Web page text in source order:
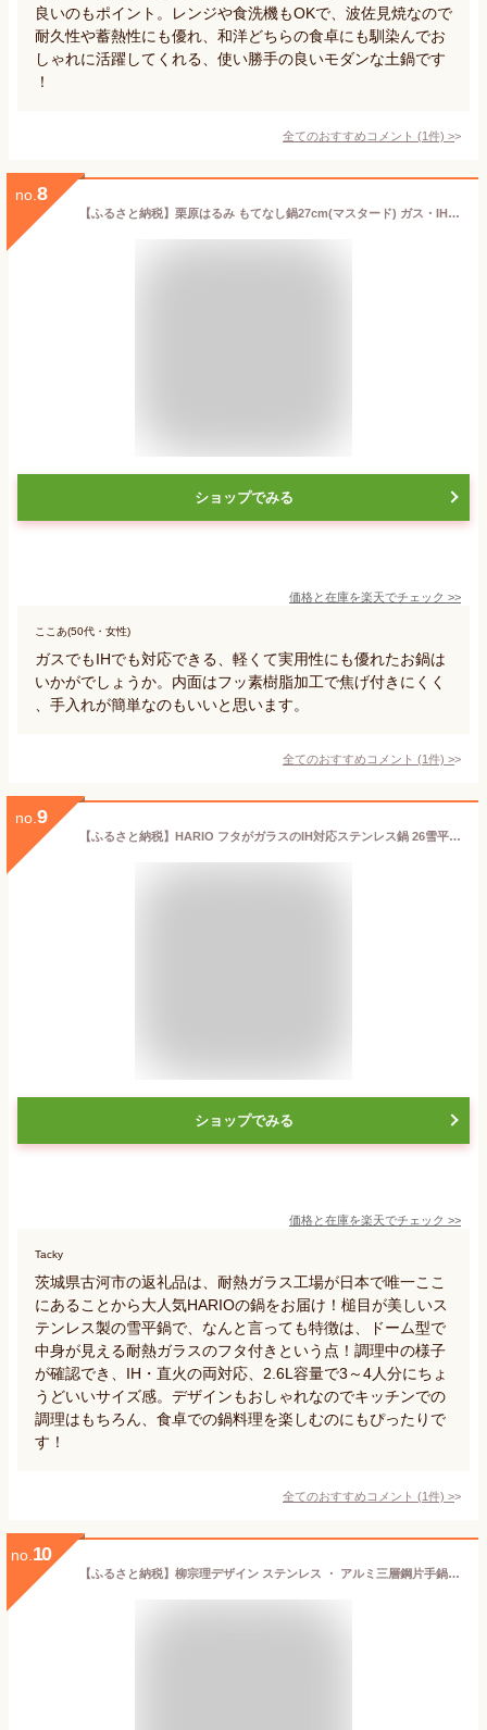
良いのもポイント。レンジや食洗機もOKで、波佐見焼なので
耐久性や蓄熱性にも優れ、和洋どちらの食卓にも馴染んでお
しゃれに活躍してくれる、使い勝手の良いモダンな土鍋です
！
全てのおすすめコメント (1件) >
no. 8
【ふるさと納税】栗原はるみ もてなし鍋27cm(マスタード) ガス・IH対応 洗いやすい 新潟県 弥彦村【1122161】
ショップでみる
価格と在庫を楽天でチェック >>
ここあ(50代・女性)
ガスでもIHでも対応できる、軽くて実用性にも優れたお鍋は
いかがでしょうか。内面はフッ素樹脂加工で焦げ付きにくく
、手入れが簡単なのもいいと思います。
全てのおすすめコメント (1件) >
no. 9
【ふるさと納税】HARIO フタがガラスのIH対応ステンレス鍋 26雪平［MIS-26］｜ハリオ 耐熱 ガラス キッチン 日用品 キッチン用品 日本製 おしゃれ かわいい 鍋 IH ステンレス ガラスフタ 雪平 ギフト 贈答 プレゼント 記念日 お祝 ご褒美 _BD29
ショップでみる
価格と在庫を楽天でチェック >>
Tacky
茨城県古河市の返礼品は、耐熱ガラス工場が日本で唯一ここ
にあることから大人気HARIOの鍋をお届け！槌目が美しいス
テンレス製の雪平鍋で、なんと言っても特徴は、ドーム型で
中身が見える耐熱ガラスのフタ付きという点！調理中の様子
が確認でき、IH・直火の両対応、2.6L容量で3～4人分にちょ
うどいいサイズ感。デザインもおしゃれなのでキッチンでの
調理はもちろん、食卓での鍋料理を楽しむのにもぴったりで
す！
全てのおすすめコメント (1件) >
no. 10
【ふるさと納税】柳宗理デザイン ステンレス ・ アルミ三層鋼片手鍋18cm【 柳宗理 IH 対応 鍋 蓋付 ステンレス アルミ 片手鍋 両側注ぎ口 調理器具 キッチン用品 日本洋食器 新潟県 燕市 燕三条 】[10001903]